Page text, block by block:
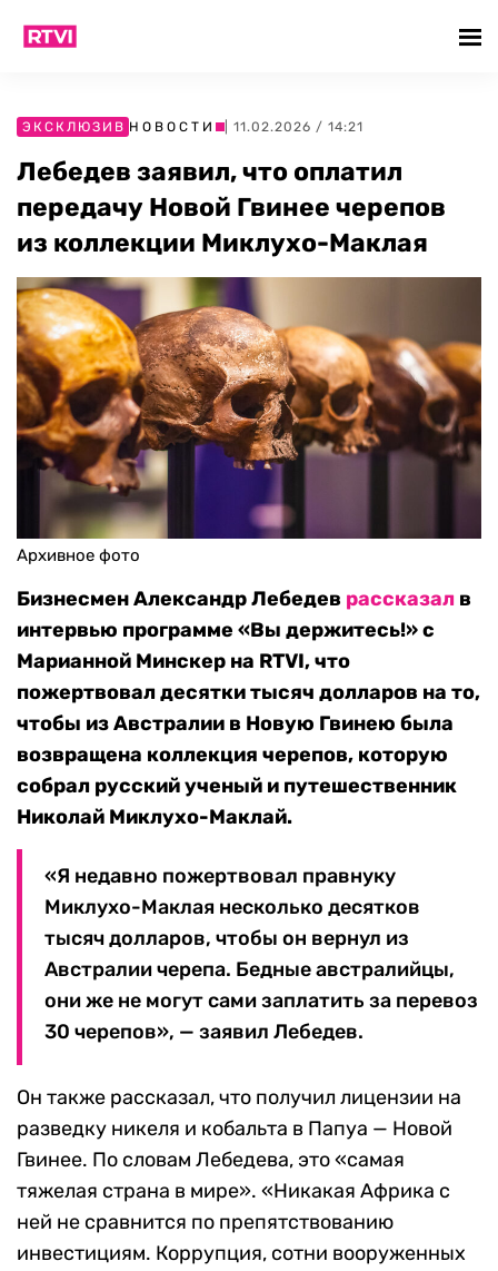
ЭКСКЛЮЗИВ НОВОСТИ | 11.02.2026 / 14:21
Лебедев заявил, что оплатил
передачу Новой Гвинее черепов
из коллекции Миклухо-Маклая
Архивное фото
Бизнесмен Александр Лебедев рассказал в
интервью программе «Вы держитесь!» с
Марианной Минскер на RTVI, что
пожертвовал десятки тысяч долларов на то,
чтобы из Австралии в Новую Гвинею была
возвращена коллекция черепов, которую
собрал русский ученый и путешественник
Николай Миклухо-Маклай.
«Я недавно пожертвовал правнуку
Миклухо-Маклая несколько десятков
тысяч долларов, чтобы он вернул из
Австралии черепа. Бедные австралийцы,
они же не могут сами заплатить за перевоз
30 черепов», — заявил Лебедев.
Он также рассказал, что получил лицензии на
разведку никеля и кобальта в Папуа — Новой
Гвинее. По словам Лебедева, это «самая
тяжелая страна в мире». «Никакая Африка с
ней не сравнится по препятствованию
инвестициям. Коррупция, сотни вооруженных